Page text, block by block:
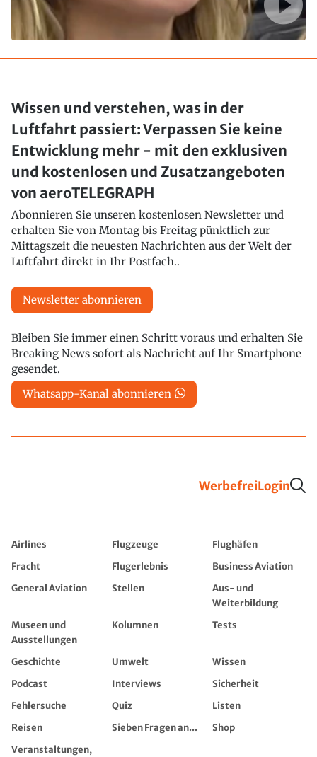
Wissen und verstehen, was in der
Luftfahrt passiert: Verpassen Sie keine
Entwicklung mehr - mit den exklusiven
und kostenlosen und Zusatzangeboten
von aeroTELEGRAPH
Abonnieren Sie unseren kostenlosen Newsletter und
erhalten Sie von Montag bis Freitag pünktlich zur
Mittagszeit die neuesten Nachrichten aus der Welt der
Luftfahrt direkt in Ihr Postfach..
Newsletter abonnieren
Bleiben Sie immer einen Schritt voraus und erhalten Sie
Breaking News sofort als Nachricht auf Ihr Smartphone
gesendet.
Whatsapp-Kanal abonnieren
WerbefreiLogin
Airlines Flugzeuge
Flughäfen
Fracht
Flugerlebnis
Business Aviation
General Aviation
Stellen
Aus- und
Weiterbildung
Museen und
Ausstellungen
Kolumnen Tests
Geschichte Umwelt
Wissen
Podcast
Interviews
Sicherheit
Fehlersuche
Quiz
Listen
Reisen
Sieben Fragen an...
Shop
Veranstaltungen,